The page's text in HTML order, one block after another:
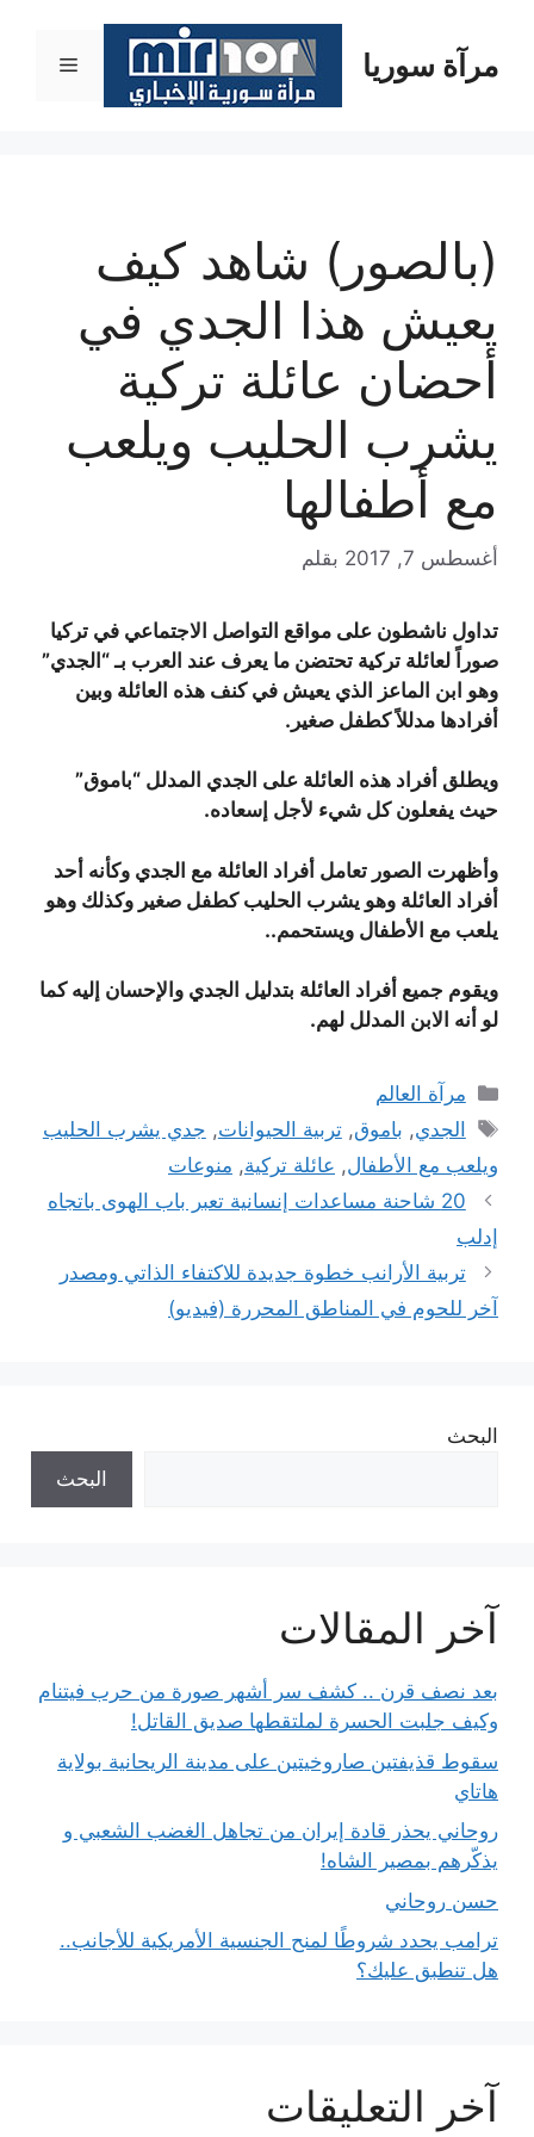
المحتوىمرآة سوريا القائمة
(بالصور) شاهد كيف
يعيش هذا الجدي في
أحضان عائلة تركية
يشرب الحليب ويلعب
مع أطفالها
أغسطس 7, 2017 بقلم
تداول ناشطون على مواقع التواصل الاجتماعي في تركيا
صوراً لعائلة تركية تحتضن ما يعرف عند العرب بـ “الجدي”
وهو ابن الماعز الذي يعيش في كنف هذه العائلة وبين
أفرادها مدللاً كطفل صغير.
ويطلق أفراد هذه العائلة على الجدي المدلل “باموق”
حيث يفعلون كل شيء لأجل إسعاده.
وأظهرت الصور تعامل أفراد العائلة مع الجدي وكأنه أحد
أفراد العائلة وهو يشرب الحليب كطفل صغير وكذلك وهو
يلعب مع الأطفال ويستحمم..
ويقوم جميع أفراد العائلة بتدليل الجدي والإحسان إليه كما
لو أنه الابن المدلل لهم.
التصنيفات
مرآة العالم
الوسوم
الجدي, باموق,تربية الحيوانات, جدي يشرب الحليب
ويلعب مع الأطفال, عائلة تركية, منوعات
20 شاحنة مساعدات إنسانية تعبر باب الهوى باتجاه
إدلب
تربية الأرانب خطوة جديدة للاكتفاء الذاتي ومصدر
آخر للحوم في المناطق المحررة (فيديو)
البحث
البحث
آخر المقالات
بعد نصف قرن .. كشف سر أشهر صورة من حرب فيتنام
وكيف جلبت الحسرة لملتقطها صديق القاتل!
سقوط قذيفتين صاروخيتين على مدينة الريحانية بولاية
هاتاي
روحاني يحذر قادة إيران من تجاهل الغضب الشعبي و
يذكّرهم بمصير الشاه!
حسن روحاني
ترامب يحدد شروطًا لمنح الجنسية الأمريكية للأجانب..
هل تنطبق عليك؟
آخر التعليقات